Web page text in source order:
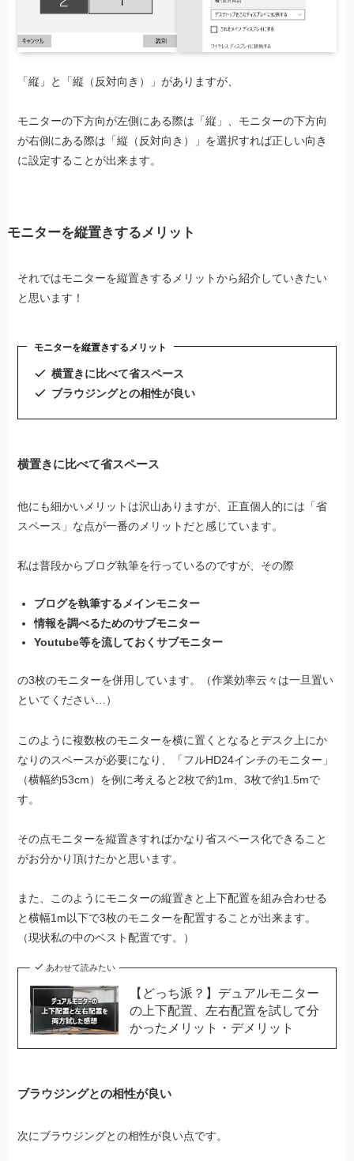
「縦」と「縦（反対向き）」がありますが、
モニターの下方向が左側にある際は「縦」、モニターの下方向
が右側にある際は「縦（反対向き）」を選択すれば正しい向き
に設定することが出来ます。
モニターを縦置きするメリット
それではモニターを縦置きするメリットから紹介していきたい
と思います！
モニターを縦置きするメリット
横置きに比べて省スペース
ブラウジングとの相性が良い
横置きに比べて省スペース
他にも細かいメリットは沢山ありますが、正直個人的には「省
スペース」な点が一番のメリットだと感じています。
私は普段からブログ執筆を行っているのですが、その際
ブログを執筆するメインモニター
情報を調べるためのサブモニター
Youtube等を流しておくサブモニター
の3枚のモニターを併用しています。（作業効率云々は一旦置い
といてください…）
このように複数枚のモニターを横に置くとなるとデスク上にか
なりのスペースが必要になり、「フルHD24インチのモニター」
（横幅約53cm）を例に考えると2枚で約1m、3枚で約1.5mで
す。
その点モニターを縦置きすればかなり省スペース化できること
がお分かり頂けたかと思います。
また、このようにモニターの縦置きと上下配置を組み合わせる
と横幅1m以下で3枚のモニターを配置することが出来ます。
（現状私の中のベスト配置です。）
あわせて読みたい
【どっち派？】デュアルモニター
の上下配置、左右配置を試して分
かったメリット・デメリット
ブラウジングとの相性が良い
次にブラウジングとの相性が良い点です。